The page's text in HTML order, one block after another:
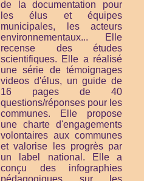
de la documentation pour
les élus et équipes
municipales, les acteurs
environnementaux... Elle
recense des études
scientifiques. Elle a réalisé
une série de témoignages
videos d'élus, un guide de
16 pages de 40
questions/réponses pour les
communes. Elle propose
une charte d'engagements
volontaires aux communes
et valorise les progrès par
un label national. Elle a
conçu des infographies
pédagogiques sur les